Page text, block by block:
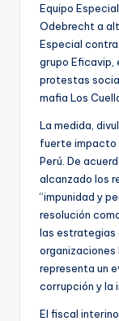
Equipo
Odebrecht a
Especial
grupo Eficavip,
protestas
mafia Los
La medida,
fuerte impacto
Perú. De
alcanzado los
“impunidad y
resolución
las estrategias
organizaciones
representa un
corrupción y la
El fiscal